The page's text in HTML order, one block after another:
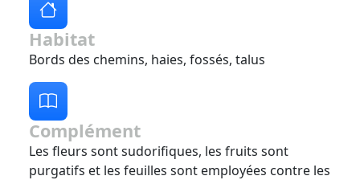
Habitat
Bords des chemins, haies, fossés, talus
Complément
Les fleurs sont sudorifiques, les fruits sont
purgatifs et les feuilles sont employées contre les